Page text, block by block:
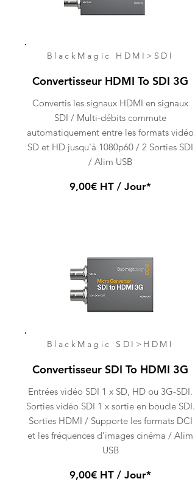
BlackMagic HDMI>SDI
Convertisseur HDMI To SDI 3G
Convertis les signaux HDMI en signaux
SDI / Multi-débits commute
automatiquement entre les formats vidéo
SD et HD jusqu'à 1080p60 / 2 Sorties SDI
/ Alim USB
9,00€ HT / Jour*
BlackMagic SDI>HDMI
Convertisseur SDI To HDMI 3G
Entrées vidéo SDI 1 x SD, HD ou 3G-SDI.
Sorties vidéo SDI 1 x sortie en boucle SDI.
Sorties HDMI / Supporte les formats DCI
et les fréquences d’images cinéma / Alim
USB
9,00€ HT / Jour*